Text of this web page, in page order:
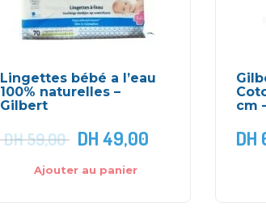
Lingettes bébé a l’eau
100% naturelles –
Gilbert
DH59,00 DH 49,00
Ajouter au panier
cm
DH